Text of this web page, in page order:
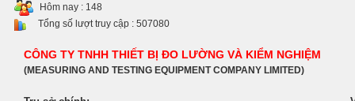
Hôm nay : 148
Tổng số lượt truy cập : 507080
CÔNG TY TNHH THIẾT BỊ ĐO LƯỜNG VÀ KIỂM NGHIỆM
(MEASURING AND TESTING EQUIPMENT COMPANY LIMITED)